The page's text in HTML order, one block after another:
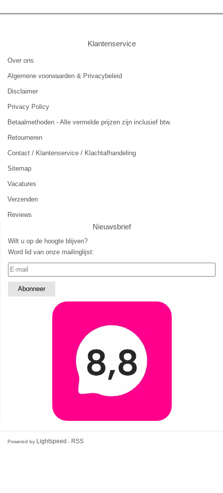
Klantenservice
Over ons
Algemene voorwaarden & Privacybeleid
Disclaimer
Privacy Policy
Betaalmethoden - Alle vermelde prijzen zijn inclusief btw.
Retourneren
Contact / Klantenservice / Klachtafhandeling
Sitemap
Vacatures
Verzenden
Reviews
Nieuwsbrief
Wilt u op de hoogte blijven?
Word lid van onze mailinglijst:
Powered by Lightspeed - RSS